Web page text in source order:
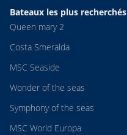
Bateaux les plus recherchés
Queen mary 2
Costa Smeralda
MSC Seaside
Wonder of the seas
Symphony of the seas
MSC World Europa